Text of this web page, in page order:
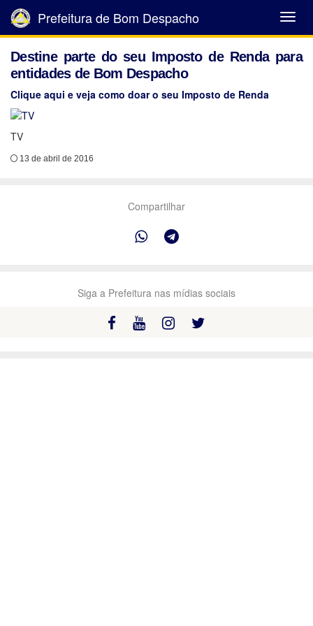
Abrir
Menu
Prefeitura de Bom Despacho
Destine parte do seu Imposto de Renda para
entidades de Bom Despacho
Clique aqui e veja como doar o seu Imposto de Renda
TV
13 de abril de 2016
Compartilhar
Siga a Prefeitura nas mídias sociais